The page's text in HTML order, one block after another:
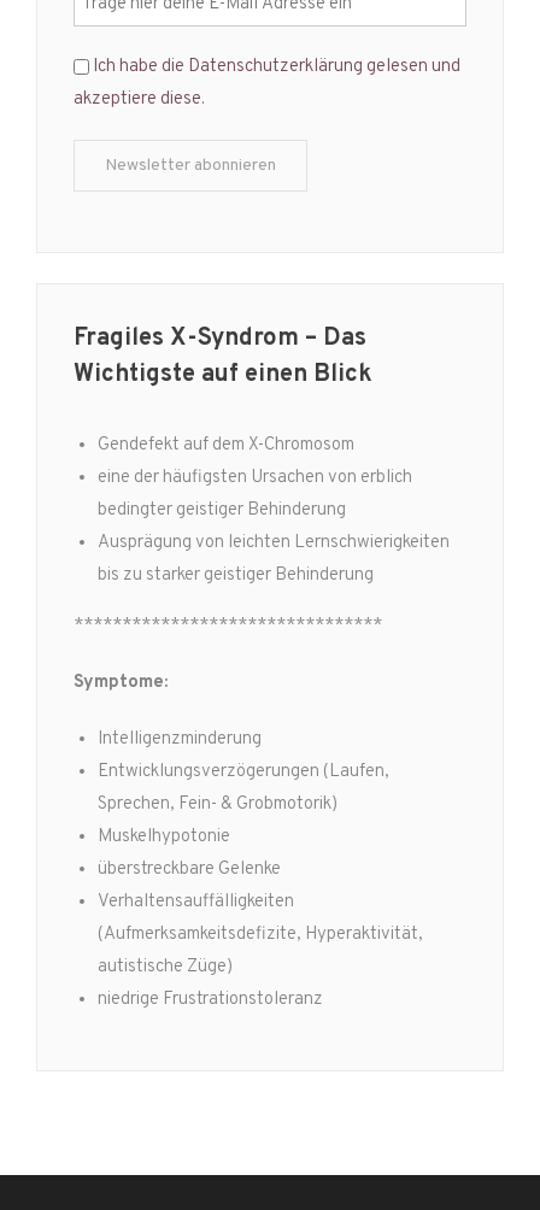
Ich habe die Datenschutzerklärung gelesen und
akzeptiere diese.
Fragiles X-Syndrom – Das
Wichtigste auf einen Blick
Gendefekt auf dem X-Chromosom
eine der häufigsten Ursachen von erblich
bedingter geistiger Behinderung
Ausprägung von leichten Lernschwierigkeiten
bis zu starker geistiger Behinderung
********************************
Symptome:
Intelligenzminderung
Entwicklungsverzögerungen (Laufen,
Sprechen, Fein- & Grobmotorik)
Muskelhypotonie
überstreckbare Gelenke
Verhaltensauffälligkeiten
(Aufmerksamkeitsdefizite, Hyperaktivität,
autistische Züge)
niedrige Frustrationstoleranz